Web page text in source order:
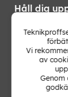
Håll dig
Få de senaste
bästa tipsen
vårt
Vi
av